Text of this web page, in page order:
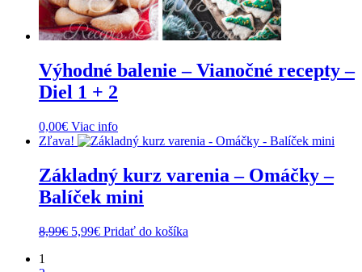
Výhodné balenie – Vianočné recepty –
Diel 1 + 2
0,00€ Viac info
Zľava!
Základný kurz varenia – Omáčky –
Balíček mini
8,99€ Pôvodná
5,99€Aktuálna
Pridať do košíka
1